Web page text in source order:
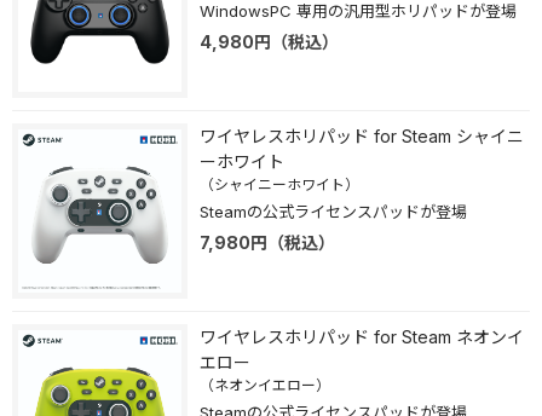
WindowsPC 専用の汎用型ホリパッドが登場
4,980円 （税込）
ワイヤレスホリパッド for Steam シャイニ
ーホワイト
（シャイニーホワイト）
Steamの公式ライセンスパッドが登場
7,980円 （税込）
ワイヤレスホリパッド for Steam ネオンイ
エロー
（ネオンイエロー）